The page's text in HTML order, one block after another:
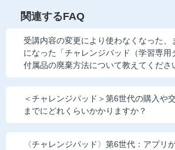
関連するFAQ
受講内容の変更により使わなくなった、
になった「チャレンジパッド（学習専用
付属品の廃棄方法について教えてくださ
＜チャレンジパッド＞第6世代の購入や
までにどれくらいかかりますか？
〈チャレンジパッド〉第6世代：アプリ